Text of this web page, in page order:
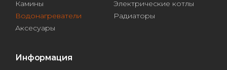
Камины
Электрические котлы
Водонагреватели
Радиаторы
Аксесуары
Информация